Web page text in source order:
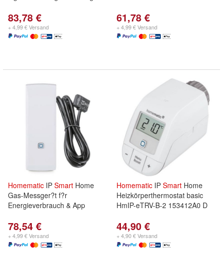
83,78 €
+ 4,99 € Versand
61,78 €
+ 4,99 € Versand
Homematic IP Smart Home
Gas-Messger?t f?r
Energieverbrauch & App
78,54 €
+ 4,99 € Versand
Homematic IP Smart Home
Heizkörperthermostat basic
HmIP-eTRV-B-2 153412A0 D
44,90 €
+ 4,90 € Versand